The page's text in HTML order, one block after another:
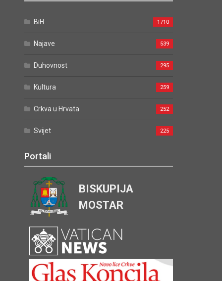
BiH 1710
Najave 539
Duhovnost 295
Kultura 259
Crkva u Hrvata 252
Svijet 225
Portali
BISKUPIJA
MOSTAR